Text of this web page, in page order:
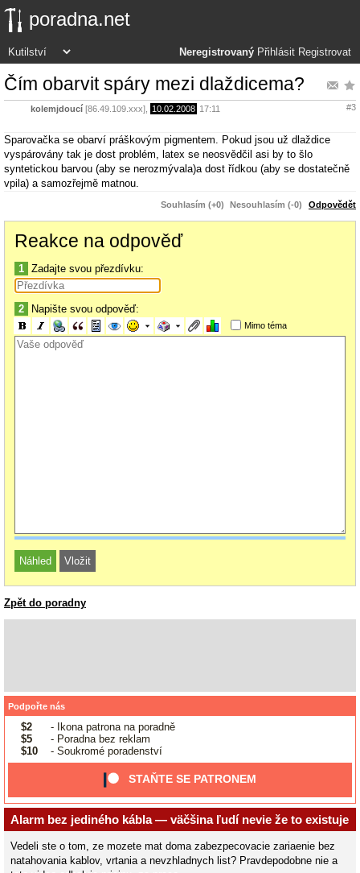
poradna.net
Neregistrovaný Přihlásit Registrovat
Čím obarvit spáry mezi dlaždicema?
kolemjdoucí [86.49.109.xxx], 10.02.2008 17:11 #3
Sparovačka se obarví práškovým pigmentem. Pokud jsou už dlaždice
vyspárovány tak je dost problém, latex se neosvědčil asi by to šlo
syntetickou barvou (aby se nerozmývala)a dost řídkou (aby se dostatečně
vpila) a samozřejmě matnou.
Souhlasím (+0) Nesouhlasím (-0) Odpovědět
Reakce na odpověď
1 Zadajte svou přezdívku:
2 Napište svou odpověď:
Mimo téma
Zpět do poradny
Podpořte nás
$2
- Ikona patrona na poradně
$5
- Poradna bez reklam
$10
- Soukromé poradenství
STAŇTE SE PATRONEM
Alarm bez jediného kábla — väčšina ľudí nevie že to existuje
Vedeli ste o tom, ze mozete mat doma zabezpecovacie zariaenie bez
natahovania kablov, vrtania a nevzhladnych list? Pravdepodobne nie a